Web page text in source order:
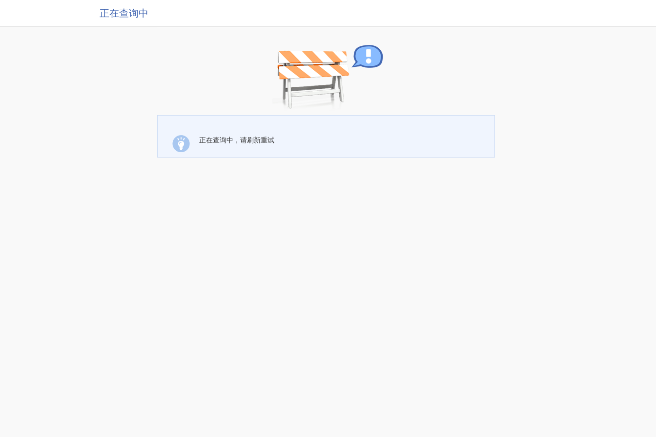
正在查询中
正在查询中，请刷新重试